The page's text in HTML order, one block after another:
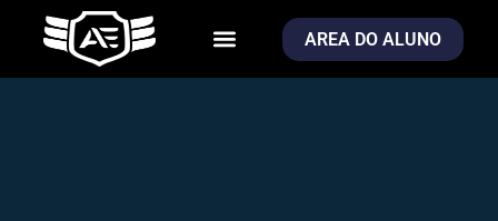
AREA DO ALUNO